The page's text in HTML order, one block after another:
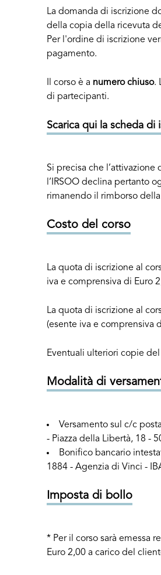
La domanda di iscrizione
della copia della ricevuta
Per l'ordine di iscrizione
pagamento.
Il corso è a numero chiuso.
di partecipanti.
Scarica qui la scheda di
Si precisa che
l’IRSOO declina pertanto
rimanendo il rimborso
Costo del corso
La quota di iscrizione al
iva e comprensiva di Euro
La quota di iscrizione al
(esente iva e comprensiva
Eventuali ulteriori copie
Modalità di
Versamento sul c/c
- Piazza della Libertà, 18 -
Bonifico bancario
1884 - Agenzia di Vinci -
Imposta di bollo
* Per il corso sarà emessa
Euro 2,00 a carico del